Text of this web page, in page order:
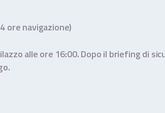
ore navigazione)
alle ore 16:00. Dopo il briefing di